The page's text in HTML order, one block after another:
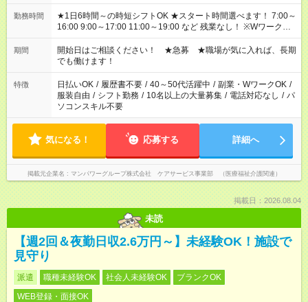
勤務時間
★1日6時間～の時短シフトOK ★スタート時間選べます！ 7:00～
16:00 9:00～17:00 11:00～19:00 など 残業なし！ ※Wワークの
場合、他のお仕事と合わせ週40時間超の就業はご案内できませ
ん ※法令に基づき、週20時間以上勤務は社会保険への加入対象
となります ※労働者派遣法（日雇い派遣の原則禁止）により、
短時間・短期間の就業はご案内が難しい場合があります
期間
開始日はご相談ください！ ★急募 ★職場が気に入れば、長期
でも働けます！
特徴 日払いOK / 履歴書不要 / 40～50代活躍中 / 副業・WワークOK /
服装自由 / シフト勤務 / 10名以上の大量募集 / 電話対応なし / パ
ソコンスキル不要
気になる！ 応募する 詳細へ
掲載元企業名 マンパワーグループ株式会社 ケアサービス事業部 （医療福祉介護関連）
掲載日：2026.08.04
未読
【週2回＆夜勤日収2.6万円～】未経験OK！施設で
見守り
派遣 職種未経験OK 社会人未経験OK
ブランクOK
WEB登録・面接OK